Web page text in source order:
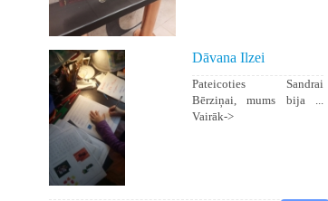
Dāvana Ilzei
Pateicoties Sandrai
Bērziņai, mums bija ...
Vairāk->